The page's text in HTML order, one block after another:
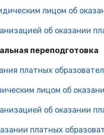
лицом об
об оказании
переподготовка
платных
лицом об
об оказании
платных